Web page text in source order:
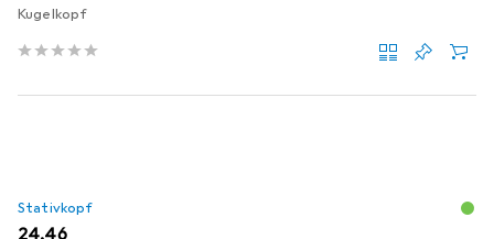
Kugelkopf
Stativkopf
EUR
24,46